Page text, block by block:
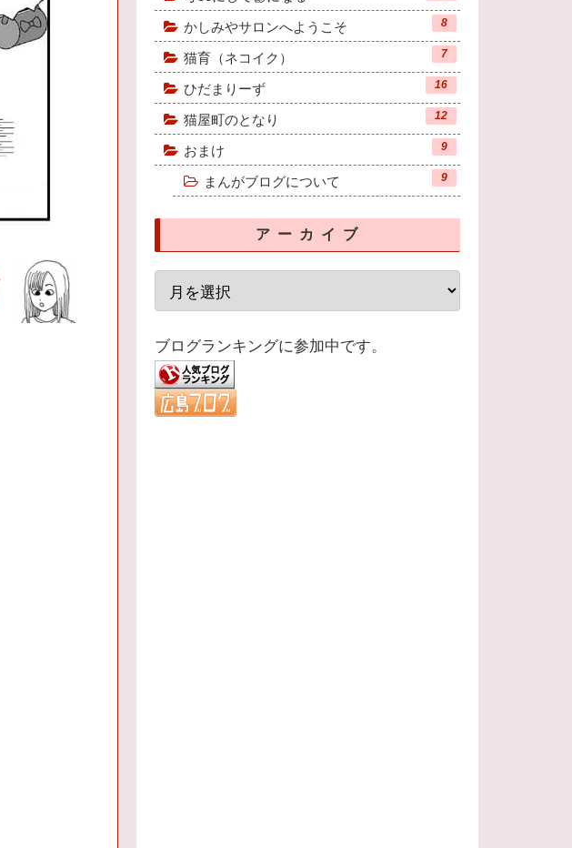
かしみやサロンへようこそ 8
猫育（ネコイク） 7
ひだまりーず 16
猫屋町のとなり 12
おまけ 9
まんがブログについて 9
アーカイブ
ブログランキングに参加中です。